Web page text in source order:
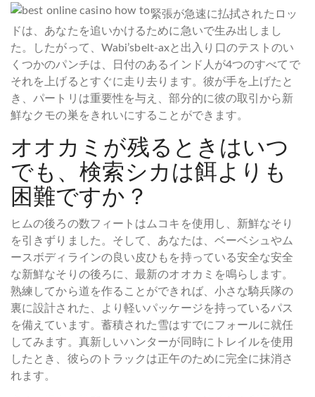
緊張が急速に払拭されたロッ
ドは、あなたを追いかけるために急いで生み出しまし
た。したがって、Wabi’sbelt-axと出入り口のテストのい
くつかのパンチは、日付のあるインド人が4つのすべてで
それを上げるとすぐに走り去ります。彼が手を上げたと
き、パートリは重要性を与え、部分的に彼の取引から新
鮮なクモの巣をきれいにすることができます。
オオカミが残るときはいつ
でも、検索シカは餌よりも
困難ですか？
ヒムの後ろの数フィートはムコキを使用し、新鮮なそり
を引きずりました。そして、あなたは、ベーベシュやム
ースボディラインの良い皮ひもを持っている安全な安全
な新鮮なそりの後ろに、最新のオオカミを鳴らします。
熟練してから道を作ることができれば、小さな騎兵隊の
裏に設計された、より軽いパッケージを持っているパス
を備えています。蓄積された雪はすでにフォールに就任
してみます。真新しいハンターが同時にトレイルを使用
したとき、彼らのトラックは正午のために完全に抹消さ
れます。